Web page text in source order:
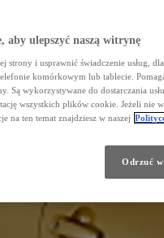
ulepszyć naszą witrynę
strony i usprawnić świadczenie usług,
komórkowym lub tablecie.
Są wykorzystywane do dostarczania
wszystkich plików cookie. Jeżeli nie
na ten temat znajdziesz w naszej
Odrzuć